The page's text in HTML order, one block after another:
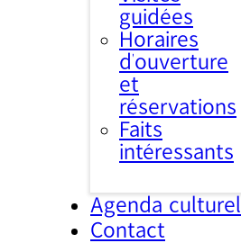
guidées
Horaires
d’ouverture
et
réservations
Faits
intéressants
Agenda culturel
Contact